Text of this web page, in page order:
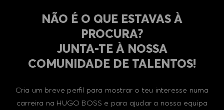
NÃO É O QUE ESTAVAS À
PROCURA?
​​​​​​​JUNTA-TE À NOSSA
COMUNIDADE DE TALENTOS!
Cria um breve perfil para mostrar o teu interesse numa
carreira na HUGO BOSS e para ajudar a nossa equipa